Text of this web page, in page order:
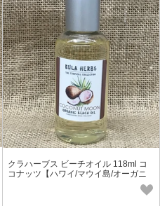
クラハーブス ビーチオイル 118ml コ
コナッツ【ハワイ/マウイ島/オーガニ